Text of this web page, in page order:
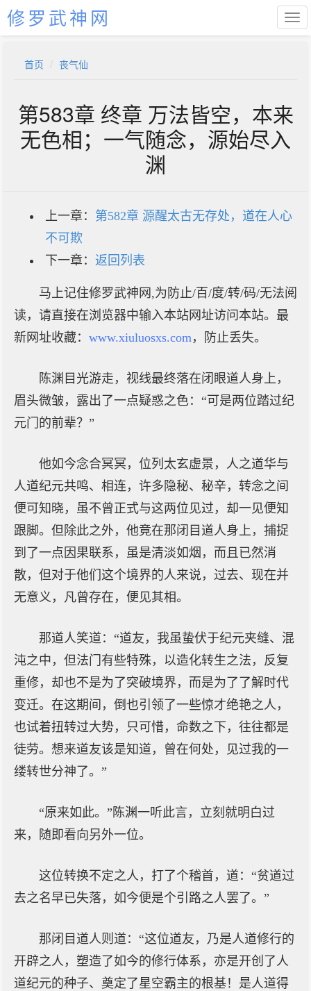
修罗武神网
首页 丧气仙
第583章 终章 万法皆空，本来
无色相；一气随念，源始尽入
渊
上一章： 第582章 源醒太古无存处，道在人心
不可欺
下一章： 返回列表
马上记住修罗武神网,为防止/百/度/转/码/无法阅
读，请直接在浏览器中输入本站网址访问本站。最
新网址收藏： www.xiuluosxs.com，防止丢失。
陈渊目光游走，视线最终落在闭眼道人身上，
眉头微皱，露出了一点疑惑之色：“可是两位踏过纪
元门的前辈？”
他如今念合冥冥，位列太玄虚景，人之道华与
人道纪元共鸣、相连，许多隐秘、秘辛，转念之间
便可知晓，虽不曾正式与这两位见过，却一见便知
跟脚。但除此之外，他竟在那闭目道人身上，捕捉
到了一点因果联系，虽是清淡如烟，而且已然消
散，但对于他们这个境界的人来说，过去、现在并
无意义，凡曾存在，便见其相。
那道人笑道：“道友，我虽蛰伏于纪元夹缝、混
沌之中，但法门有些特殊，以造化转生之法，反复
重修，却也不是为了突破境界，而是为了了解时代
变迁。在这期间，倒也引领了一些惊才绝艳之人，
也试着扭转过大势，只可惜，命数之下，往往都是
徒劳。想来道友该是知道，曾在何处，见过我的一
缕转世分神了。”
“原来如此。”陈渊一听此言，立刻就明白过
来，随即看向另外一位。
这位转换不定之人，打了个稽首，道：“贫道过
去之名早已失落，如今便是个引路之人罢了。”
那闭目道人则道：“这位道友，乃是人道修行的
开辟之人，塑造了如今的修行体系，亦是开创了人
道纪元的种子、奠定了星空霸主的根基！是人道得